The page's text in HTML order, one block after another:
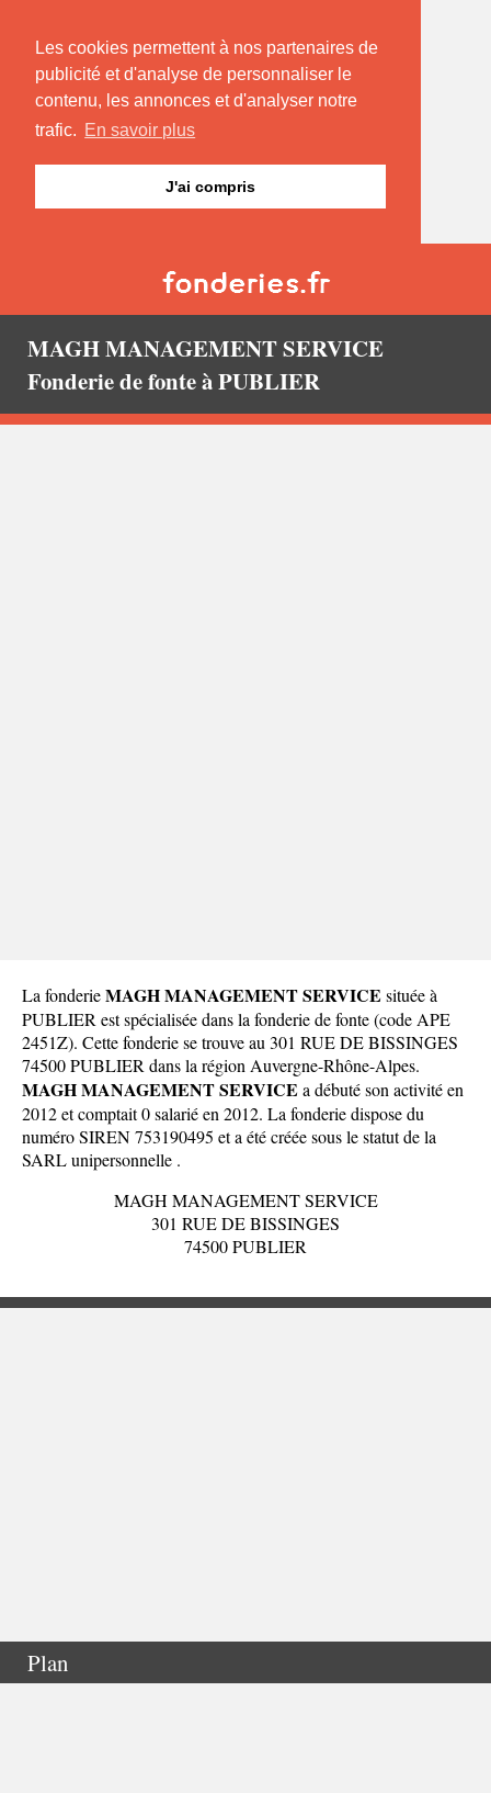
Les cookies permettent à nos partenaires de
publicité et d'analyse de personnaliser le
contenu, les annonces et d'analyser notre
trafic. En savoir plus
J'ai compris
MAGH MANAGEMENT SERVICE
Fonderie de fonte à PUBLIER
La fonderieMAGH MANAGEMENT SERVICE située à
PUBLIER est spécialisée dans la fonderie de fonte (code APE
2451Z). Cette fonderie se trouve au 301 RUE DE BISSINGES
74500 PUBLIER dans la région Auvergne-Rhône-Alpes.
MAGH MANAGEMENT SERVICE a débuté son activité en
2012 et comptait 0 salarié en 2012. La fonderie dispose du
numéro SIREN 753190495 et a été créée sous le statut de la
SARL unipersonnelle .
MAGH MANAGEMENT SERVICE
301 RUE DE BISSINGES
74500 PUBLIER
Plan